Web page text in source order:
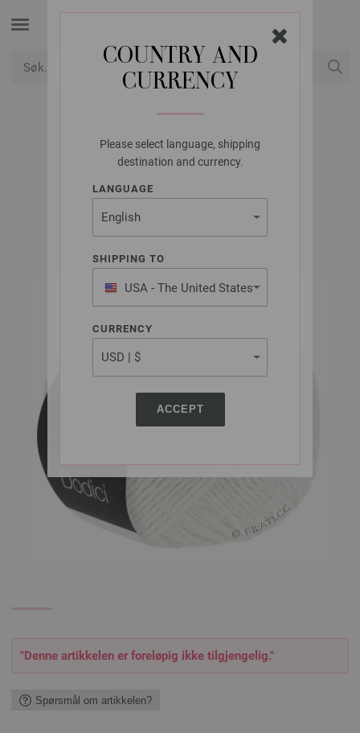
COUNTRY AND
CURRENCY
Please select language, shipping
destination and currency.
LANGUAGE
SHIPPING TO
USA - The United States
of America
CURRENCY
ACCEPT
LANA GROSSA
DODICI
"Denne artikkelen er foreløpig ikke tilgjengelig."
Spørsmål om artikkelen?